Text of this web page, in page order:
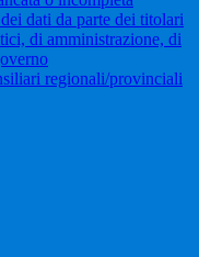
dati da parte dei titolari
di amministrazione, di
regionali/provinciali